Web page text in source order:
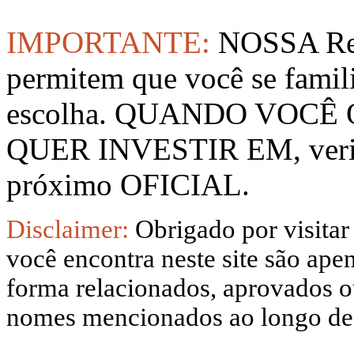
IMPORTANTE: NOSSA
permitem que você se
escolha. QUANDO
QUER INVESTIR EM,
próximo OFICIAL.
Disclaimer: Obrigado por visitar
você encontra neste site são
forma relacionados, aprovados
nomes mencionados ao longo